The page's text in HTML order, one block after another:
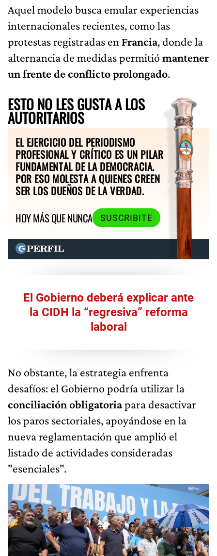
Aquel modelo busca emular experiencias
internacionales recientes, como las
protestas registradas en Francia, donde la
alternancia de medidas permitió mantener
un frente de conflicto prolongado.
ESTO NO LES GUSTA A LOS
AUTORITARIOS
EL EJERCICIO DEL PERIODISMO
PROFESIONAL Y CRÍTICO ES UN PILAR
FUNDAMENTAL DE LA DEMOCRACIA.
POR ESO MOLESTA A QUIENES CREEN
SER LOS DUEÑOS DE LA VERDAD.
HOY MÁS QUE NUNCA
SUSCRIBITE
El Gobierno deberá explicar ante
la CIDH la “regresiva” reforma
laboral
No obstante, la estrategia enfrenta
desafíos: el Gobierno podría utilizar la
conciliación obligatoriapara desactivar
los paros sectoriales, apoyándose en la
nueva reglamentación que amplió el
listado de actividades consideradas
"esenciales".